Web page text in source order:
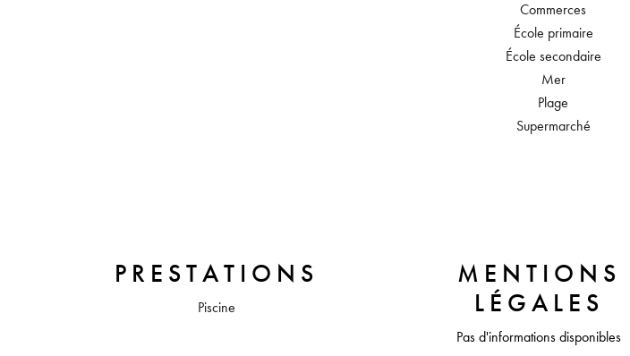
Commerces
École primaire
École secondaire
Mer
Plage
Supermarché
PRESTATIONS
Piscine
MENTIONS
LÉGALES
Pas d'informations disponibles